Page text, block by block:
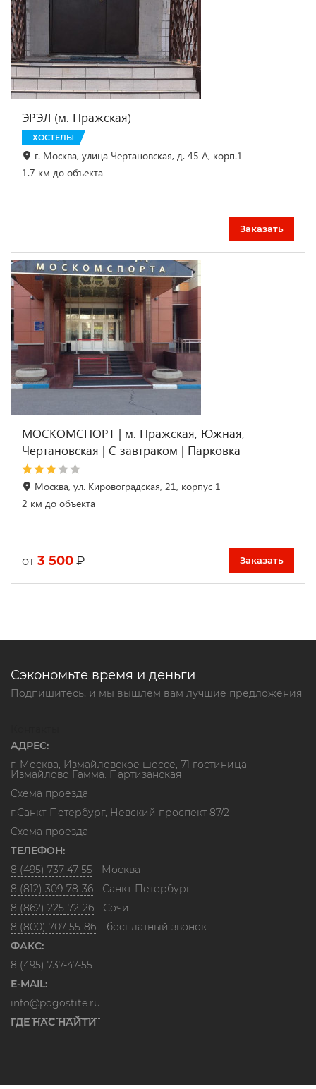
ЭРЭЛ (м. Пражская)
ХОСТЕЛЫ
г. Москва, улица Чертановская, д. 45 А, корп.1
1.7 км до объекта
Заказать
МОСКОМСПОРТ | м. Пражская, Южная,
Чертановская | С завтраком | Парковка
Москва, ул. Кировоградская, 21, корпус 1
2 км до объекта
от 3 500 ₽ Заказать
Сэкономьте время и деньги
Подпишитесь, и мы вышлем вам лучшие предложения
АДРЕС:
г. Москва, Измайловское шоссе, 71 гостиница
Измайлово Гамма. Партизанская
Схема проезда
г.Санкт-Петербург, Невский проспект 87/2
Схема проезда
ТЕЛЕФОН:
8 (495) 737-47-55 - Москва
8 (812) 309-78-36 - Санкт-Петербург
8 (862) 225-72-26 - Сочи
8 (800) 707-55-86 – бесплатный звонок
ФАКС:
8 (495) 737-47-55
E-MAIL:
info@pogostite.ru
ГДЕ НАС НАЙТИ